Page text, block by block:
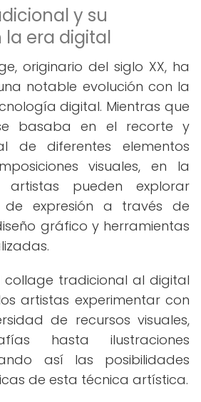
y su
la era digital
originario del siglo XX, ha
notable evolución con la
digital. Mientras que
basaba en el recorte y
de diferentes elementos
visuales, en la
pueden explorar
de expresión a través de
gráfico y herramientas
collage tradicional al digital
artistas experimentar con
de recursos visuales,
hasta ilustraciones
así las posibilidades
de esta técnica artística.